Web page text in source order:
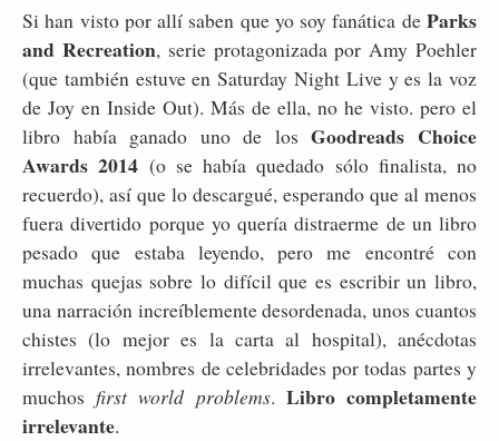
Si han visto por allí saben que yo soy fanática de Parks
and Recreation, serie protagonizada por Amy Poehler
(que también estuve en Saturday Night Live y es la voz
de Joy en Inside Out). Más de ella, no he visto. pero el
libro había ganado uno de losGoodreads Choice
Awards 2014 (o se había quedado sólo finalista, no
recuerdo), así que lo descargué, esperando que al menos
fuera divertido porque yo quería distraerme de un libro
pesado que estaba leyendo, pero me encontré con
muchas quejas sobre lo difícil que es escribir un libro,
una narración increíblemente desordenada, unos cuantos
chistes (lo mejor es la carta al hospital), anécdotas
irrelevantes, nombres de celebridades por todas partes y
muchos first world problems. Libro completamente
irrelevante.